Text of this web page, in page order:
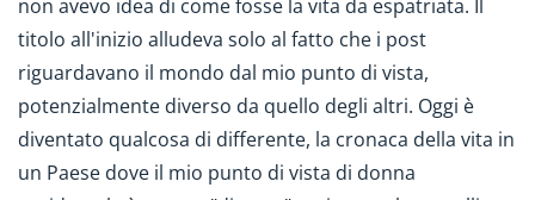
non avevo idea di come fosse la vita da espatriata. Il
titolo all'inizio alludeva solo al fatto che i post
riguardavano il mondo dal mio punto di vista,
potenzialmente diverso da quello degli altri. Oggi è
diventato qualcosa di differente, la cronaca della vita in
un Paese dove il mio punto di vista di donna